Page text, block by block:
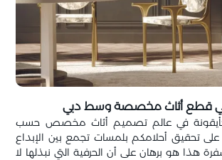
في قطع أثاث مخصصة وسط دبي
كأيقونة في عالم تصميم أثاث مخصص حسب
تحقيق أحلامكم بلمسات تجمع بين الإبداع
هذا هو برهان على أن الحرفية التي نبذلها لا